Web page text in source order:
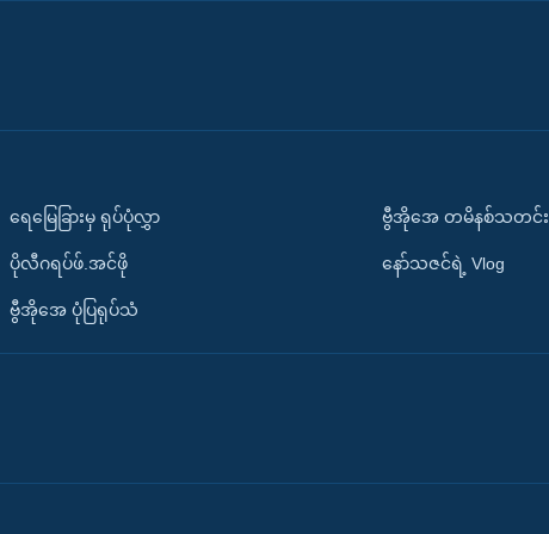
ရေမြေခြားမှ ရုပ်ပုံလွှာ
ပိုလီဂရပ်ဖ်.အင်ဖို
ဗွီအိုအေ ပုံပြရုပ်သံ
ဗွီအိုအေ တမိနစ်သတင်း
နော်သဇင်ရဲ့ Vlog